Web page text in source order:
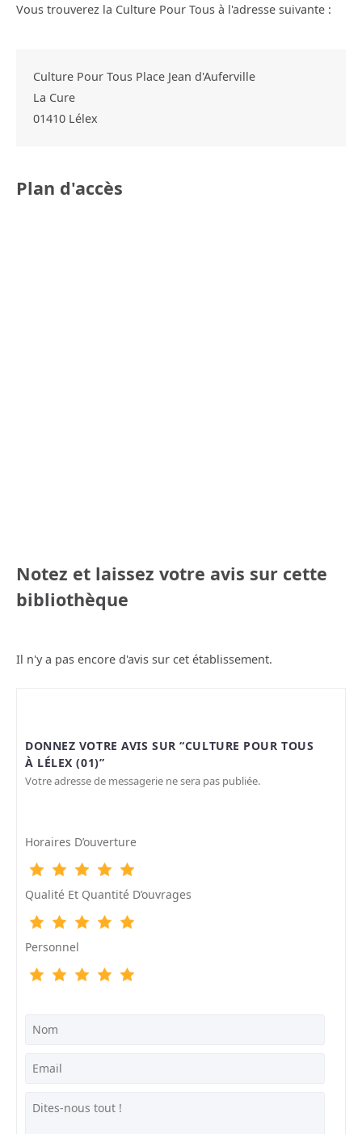
Vous trouverez la Culture Pour Tous à l'adresse suivante :
Culture Pour Tous Place Jean d'Auferville
La Cure
01410 Lélex
Plan d'accès
Notez et laissez votre avis sur cette
bibliothèque
Il n'y a pas encore d'avis sur cet établissement.
DONNEZ VOTRE AVIS SUR “CULTURE POUR TOUS
À LÉLEX (01)”
Votre adresse de messagerie ne sera pas publiée.
Horaires D’ouverture
Qualité Et Quantité D’ouvrages
Personnel